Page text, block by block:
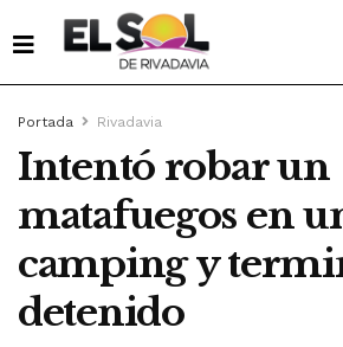
Portada Rivadavia
Intentó robar un
matafuegos en
camping y
detenido